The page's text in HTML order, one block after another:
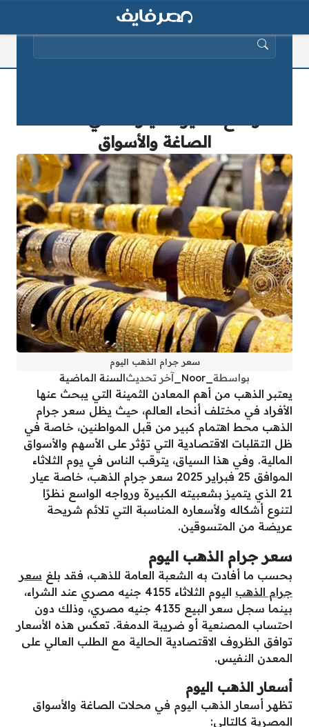
الصاغة والأسواق
سعر جرام الذهب اليوم
بواسطة آخر تحديثالسنة الماضية
يعتبر الذهب من أهم المعادن الثمينة التي يبحث عنها
الأفراد في مختلف أنحاء العالم، حيث يظل سعر جرام
الذهب محط اهتمام كبير من قبل المواطنين، خاصة في
ظل التقلبات الاقتصادية التي تؤثر على الأسهم والأسواق
المالية. وفي هذا السياق، يترقب الناس في يوم الثلاثاء
الموافق 25 فبراير 2025 سعر جرام الذهب، خاصة عيار
21 الذي يتميز بشعبيته الكبيرة ورواجه الواسع نظرًا
لتنوع أشكاله ولأسعاره المناسبة التي تلائم شريحة
عريضة من المتسوقين.
سعر جرام الذهب اليوم
بحسب ما أفادت به الشعبة العامة للذهب، فقد بلغ سعر
جرام الذهب
اليوم الثلاثاء 4155 جنيه مصري عند الشراء،
بينما سجل سعر البيع 4135 جنيه مصري، وذلك دون
احتساب المصنعية أو ضريبة الدمغة. تعكس هذه الأسعار
توافق الظروف الاقتصادية الحالية مع الطلب العالي على
المعدن النفيس.
أسعار الذهب اليوم
تظهر أسعار الذهب اليوم في محلات الصاغة والأسواق
المصرية كالتالي:
البحث عن: